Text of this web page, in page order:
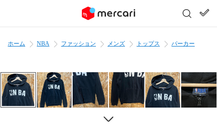
ホーム NBA ファッション メンズ トップス パーカー